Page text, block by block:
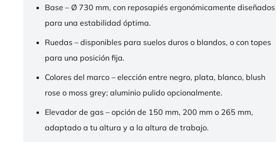
Base – Ø 730 mm, con reposapiés ergonómicamente diseñados
para una estabilidad óptima.
Ruedas – disponibles para suelos duros o blandos, o con topes
para una posición fija.
Colores del marco – elección entre negro, plata, blanco, blush
rose o moss grey; aluminio pulido opcionalmente.
Elevador de gas – opción de 150 mm, 200 mm o 265 mm,
adaptado a tu altura y a la altura de trabajo.